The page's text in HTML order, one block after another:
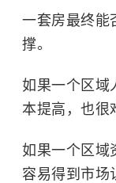
一套房最终能
撑。
如果一个区域
本提高，也很
如果一个区域
容易得到市场